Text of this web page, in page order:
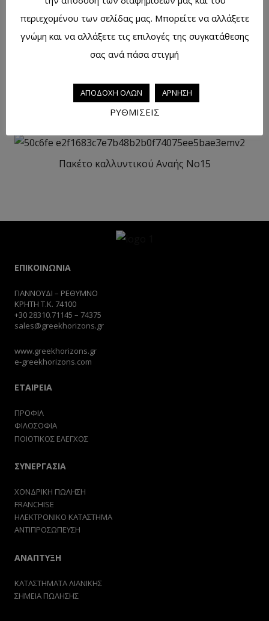
Πακέτο καλλυντικού Αναής No4
Πακέτο καλλυντικού Αναής No15
ΕΠΙΚΟΙΝΩΝΙΑ
ΓΙΑΝΝΟΥΔΙ – ΡΕΘΥΜΝΟ
ΚΡΗΤΗ Τ.Κ. 74100
+3028310.71145 – 74375
sales@greekhorizons.gr
www.greekhorizons.gr
e-greekhorizons.com
ΕΤΑΙΡΕΙΑ
ΠΡΟΦΙΛ
ΦΙΛΟΣΟΦΙΑ
ΠΟΙΟΤΙΚΟΣ ΕΛΕΓΧΟΣ
ΣΥΝΕΡΓΑΣΙΑ
ΧΟΝΔΡΙΚΗ ΠΩΛΗΣΗ
FRANCHISE
ΗΛΕΚΤΡΟΝΙΚΟ ΚΑΤΑΣΤΗΜΑ
ΑΝΤΙΠΡΟΣΩΠΕΥΣΗ
ΑΝΑΠΤΥΞΗ
ΚΑΤΑΣΤΗΜΑΤΑ ΛΙΑΝΙΚΗΣ
ΣΗΜΕΙΑ ΠΩΛΗΣΗΣ
περιεχομένου των σελίδας μας. Μπορείτε να αλλάξετε
γνώμη και να αλλάξετε τις επιλογές της συγκατάθεσης
σας ανά πάσα στιγμή
ΑΠΟΔΟΧΗ ΟΛΩΝ ΑΡΝΗΣΗ
ΡΥΘΜΙΣΕΙΣ